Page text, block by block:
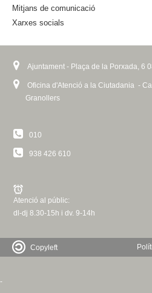
a
Mitjans de comunicació
Xarxes socials
Ajuntament - Plaça de la Porxada, 6
Oficina d'Atenció a la Ciutadania -
Granollers
010
938 426 610
Atenció al públic:
dl-dj 8.30-15h i dv. 9-14h
Copyleft
-